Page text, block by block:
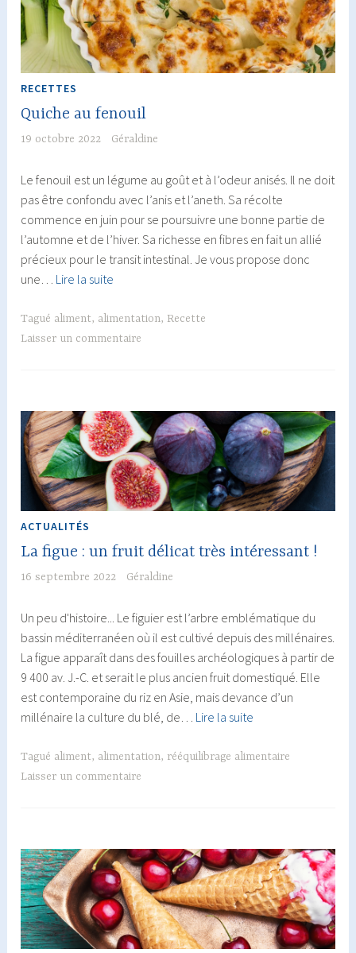
!
RECETTES
Quiche au fenouil
19 octobre 2022 Géraldine
Le fenouil est un légume au goût et à l’odeur anisés. Il ne doit
pas être confondu avec l’anis et l’aneth. Sa récolte
commence en juin pour se poursuivre une bonne partie de
l’automne et de l’hiver. Sa richesse en fibres en fait un allié
précieux pour le transit intestinal. Je vous propose donc
une… Lire la suite
fenouil
Tagué aliment, alimentation, Recette
Laisser un commentaire
ACTUALITÉS
La figue : un fruit délicat très intéressant !
16 septembre 2022 Géraldine
Un peu d'histoire... Le figuier est l’arbre emblématique du
bassin méditerranéen où il est cultivé depuis des millénaires.
La figue apparaît dans des fouilles archéologiques à partir de
9 400 av. J.-C. et serait le plus ancien fruit domestiqué. Elle
est contemporaine du riz en Asie, mais devance d’un
millénaire la culture du blé, de… Lire la suite
:
intéressant
!
Tagué aliment, alimentation, rééquilibrage alimentaire
Laisser un commentaire